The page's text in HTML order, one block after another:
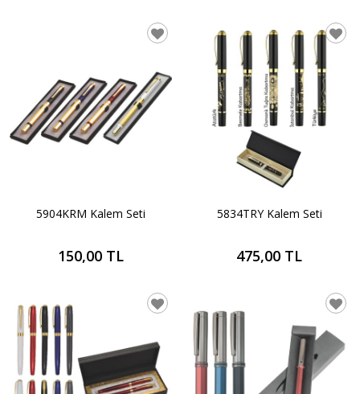
5904KRM Kalem Seti
150,00 TL
5834TRY Kalem Seti
475,00 TL